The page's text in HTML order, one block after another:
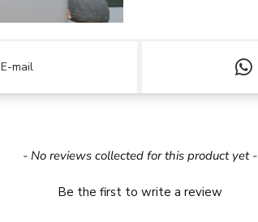
E-mail
- No reviews collected for this product yet -
Be the first to write a review